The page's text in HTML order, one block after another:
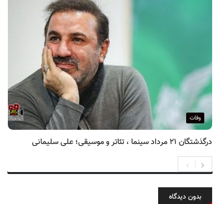
وفات
درگذشتگان ۲۱ مرداد سینما ، تئاتر و موسیقی؛ علی سلیمانی
بدون دیدگاه